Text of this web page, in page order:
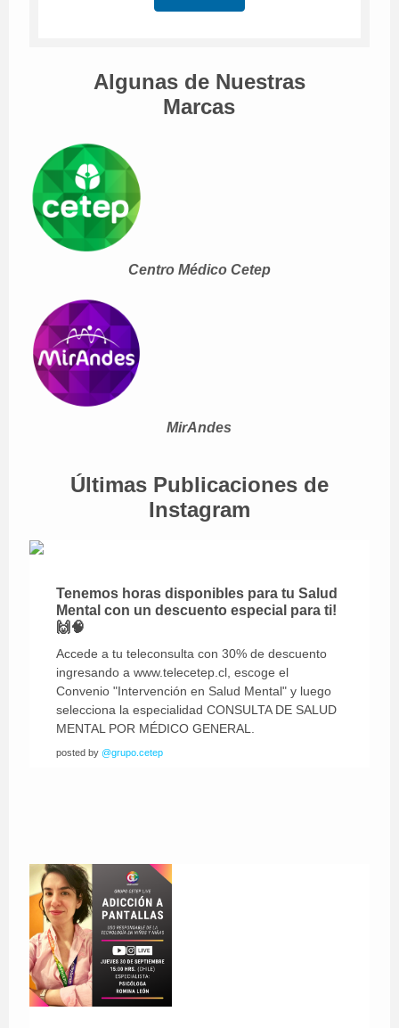
Algunas de Nuestras
Marcas
Centro Médico Cetep
MirAndes
Últimas Publicaciones de
Instagram
Tenemos horas disponibles para tu Salud
Mental con un descuento especial para ti!
🙌🧠
Accede a tu teleconsulta con 30% de descuento
ingresando a www.telecetep.cl, escoge el
Convenio "Intervención en Salud Mental" y luego
selecciona la especialidad CONSULTA DE SALUD
MENTAL POR MÉDICO GENERAL.
posted by @grupo.cetep